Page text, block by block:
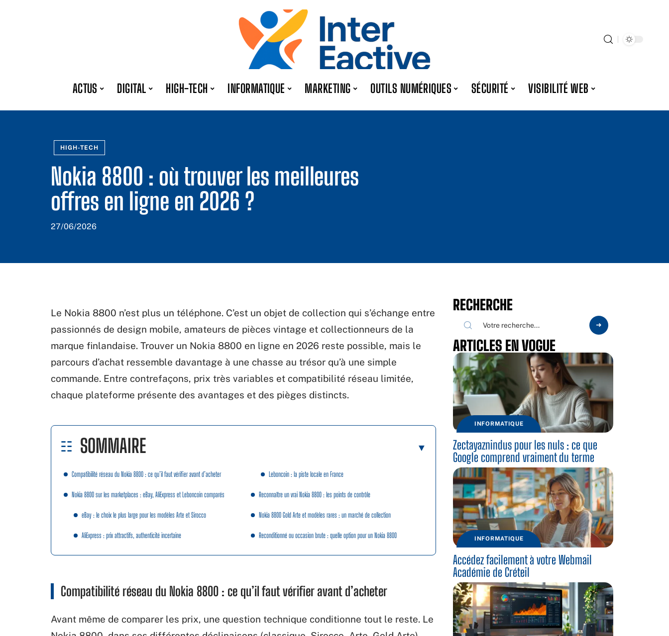
ACTUS DIGITAL HIGH-TECH INFORMATIQUE MARKETING OUTILS NUMÉRIQUES SÉCURITÉ VISIBILITÉ WEB
HIGH-TECH
Nokia 8800 : où trouver les meilleures
offres en ligne en 2026 ?
27/06/2026
Le Nokia 8800 n’est plus un téléphone. C’est un objet de collection qui s’échange entre
passionnés de design mobile, amateurs de pièces vintage et collectionneurs de la
marque finlandaise. Trouver un Nokia 8800 en ligne en 2026 reste possible, mais le
parcours d’achat ressemble davantage à une chasse au trésor qu’à une simple
commande. Entre contrefaçons, prix très variables et compatibilité réseau limitée,
chaque plateforme présente des avantages et des pièges distincts.
SOMMAIRE
Compatibilité réseau du Nokia 8800 : ce qu’il faut vérifier avant d’acheter
Nokia 8800 sur les marketplaces : eBay, AliExpress et Leboncoin comparés
eBay : le choix le plus large pour les modèles Arte et Sirocco
AliExpress : prix attractifs, authenticité incertaine
Leboncoin : la piste locale en France
Reconnaître un vrai Nokia 8800 : les points de contrôle
Nokia 8800 Gold Arte et modèles rares : un marché de collection
Reconditionné ou occasion brute : quelle option pour un Nokia 8800
Compatibilité réseau du Nokia 8800 : ce qu’il faut vérifier avant d’acheter
Avant même de comparer les prix, une question technique conditionne tout le reste. Le
RECHERCHE
ARTICLES EN VOGUE
INFORMATIQUE
Zectayaznindus pour les nuls : ce que
Google comprend vraiment du terme
INFORMATIQUE
Accédez facilement à votre Webmail
Académie de Créteil